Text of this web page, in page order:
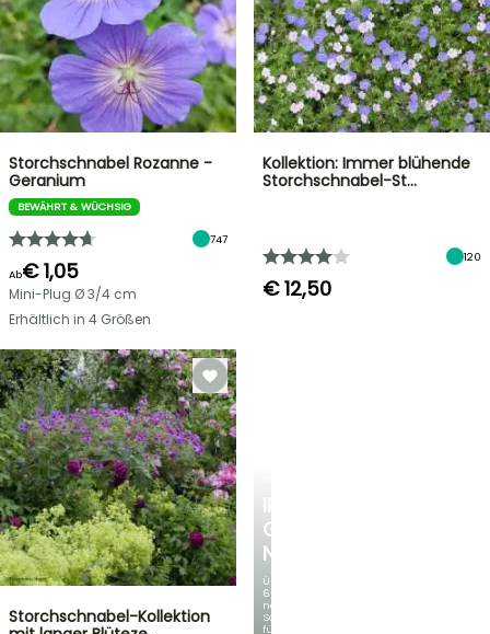
IRIS
GERMANICA
NEUHEITEN
Über
60
neue
Sorten
für
Storchschnabel Rozanne -
Geranium
BEWÄHRT & WÜCHSIG
747
Ab€ 1,05
Mini-Plug Ø 3/4 cm
Erhältlich in 4 Größen
Kollektion: Immer blühende
Storchschnabel-St…
120
€ 12,50
Storchschnabel-Kollektion